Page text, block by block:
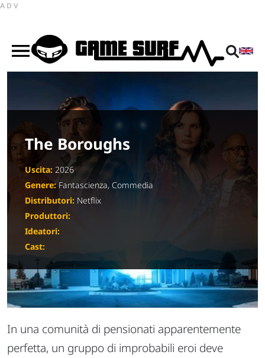
ADV
The Boroughs
Uscita: 2026
Genere: Fantascienza, Commedia
Distributori: Netflix
Produttori:
Ideatori:
Cast:
In una comunità di pensionati apparentemente
perfetta, un gruppo di improbabili eroi deve